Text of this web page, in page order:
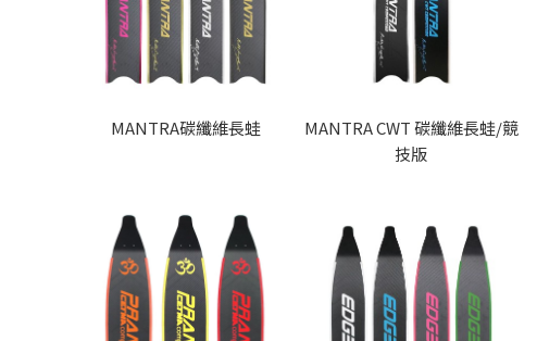
MANTRA碳纖維長蛙
MANTRA CWT 碳纖維長蛙/競
技版